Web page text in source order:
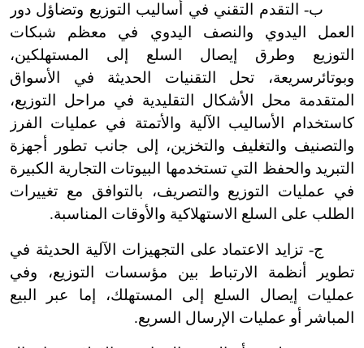
ب-التقدم التقني في أساليب التوزيع وتضاؤل دور
العمل اليدوي والنصف اليدوي في معظم شبكات
التوزيع وطرق إيصال السلع إلى المستهلكين،
وبوتائر سريعة، تحل التقنيات الحديثة في الأسواق
المتقدمة محل الأشكال التقليدية في مراحل التوزيع،
كاستخدام الأساليب الآلية والأتمتة في عمليات الفرز
والتصنيف والتغليف والتخزين، إلى جانب تطور أجهزة
التبريد والحفظ التي تستخدمها البيوتات التجارية الكبيرة
في عمليات التوزيع والتصريف، بالتوافق مع تغييرات
الطلب على السلع الاستهلاكية والأوقات المناسبة.
ج-تزايد الاعتماد على التجهيزات الآلية الحديثة في
تطوير أنظمة الارتباط بين مؤسسات التوزيع، وفي
عمليات إيصال السلع إلى المستهلك، إما عبر البيع
المباشر أو عمليات الإرسال السريع.